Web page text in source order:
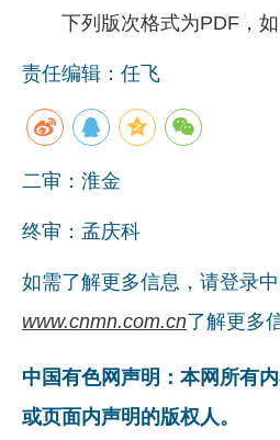
企业文化
《资源再生》杂志
行情报价
数字报
下列版次格式为PDF，
责任编辑：任飞
二审：淮金
终审：孟庆科
如需了解更多信息，请登录中
www.cnmn.com.cn了解更多
中国有色网声明：本网所有
或页面内声明的版权人。